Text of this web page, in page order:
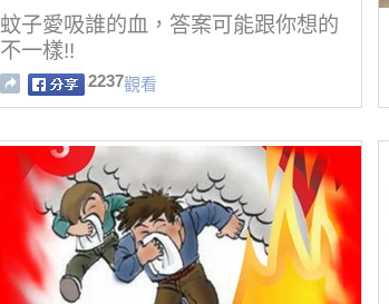
蚊子愛吸誰的血，答案可能跟你想的
不一樣!!
2237觀看